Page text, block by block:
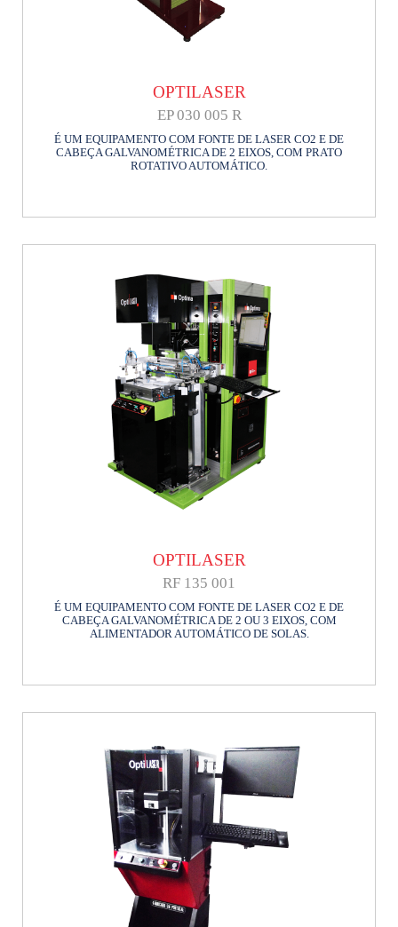
OPTILASER
EP 030 005 R
É UM EQUIPAMENTO COM FONTE DE LASER CO2 E DE
CABEÇA GALVANOMÉTRICA DE 2 EIXOS, COM PRATO
ROTATIVO AUTOMÁTICO.
OPTILASER
RF 135 001
É UM EQUIPAMENTO COM FONTE DE LASER CO2 E DE
CABEÇA GALVANOMÉTRICA DE 2 OU 3 EIXOS, COM
ALIMENTADOR AUTOMÁTICO DE SOLAS.